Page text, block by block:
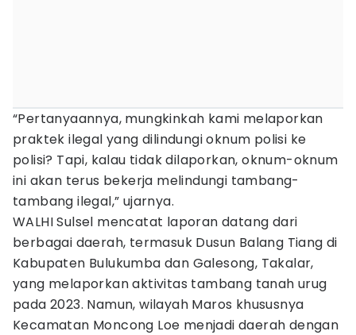
“Pertanyaannya, mungkinkah kami melaporkan
praktek ilegal yang dilindungi oknum polisi ke
polisi? Tapi, kalau tidak dilaporkan, oknum-oknum
ini akan terus bekerja melindungi tambang-
tambang ilegal,” ujarnya.
WALHI Sulsel mencatat laporan datang dari
berbagai daerah, termasuk Dusun Balang Tiang di
Kabupaten Bulukumba dan Galesong, Takalar,
yang melaporkan aktivitas tambang tanah urug
pada 2023. Namun, wilayah Maros khususnya
Kecamatan Moncong Loe menjadi daerah dengan